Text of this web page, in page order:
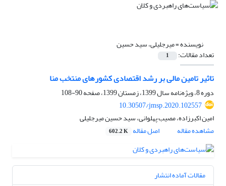
نویسنده =میرجلیلی، سید حسین
تعداد مقالات: 1
تاثیر تامین مالی بر رشد اقتصادی کشورهای منتخب منا
دوره 8، ویژه‌نامه سال 1399، زمستان 1399، صفحه
90-108
10.30507/jmsp.2020.102557
امین اکبرزاده، مصیب پهلوانی، سید حسین میرجلیلی
مشاهده مقاله
اصل مقاله 602.2 K
مقالات آماده انتشار